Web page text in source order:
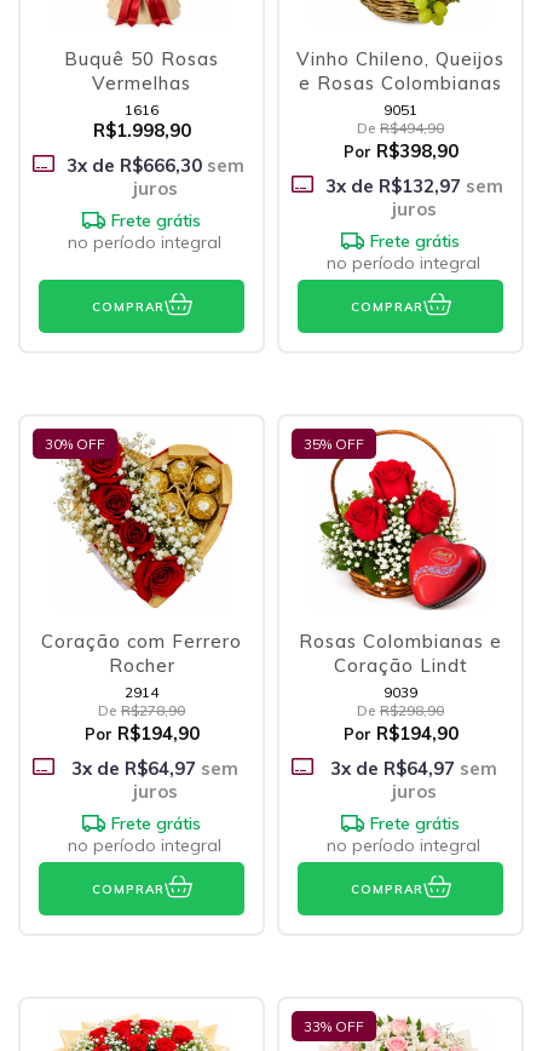
Buquê 50 Rosas
Vermelhas
1616
R$1.998,90
3x de R$666,30sem
juros
Frete grátis
no período integral
COMPRAR
Vinho Chileno, Queijos
e Rosas Colombianas
9051
De R$494,90
Por R$398,90
3x de R$132,97 sem
juros
Frete grátis
no período integral
COMPRAR
30% OFF
Coração com Ferrero
Rocher
2914
De R$278,90
Por R$194,90
3x de R$64,97 sem
juros
Frete grátis
no período integral
COMPRAR
35% OFF
Rosas Colombianas e
Coração Lindt
9039
De R$298,90
Por R$194,90
3x de R$64,97 sem
juros
Frete grátis
no período integral
COMPRAR
33% OFF